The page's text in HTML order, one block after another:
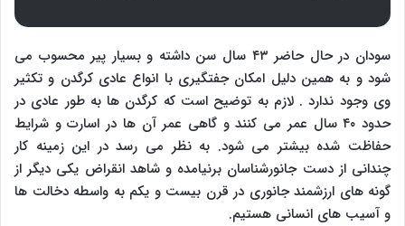
سودان در حال حاضر ۴۳ سال سن داشته و بسیار پیر محسوب می
شود و به همین دلیل امکان جفتگیری با انواع عادی کرگدن و تکثیر
وی وجود ندارد . لازم به توضیح است که کرگدن ها به طور عادی در
حدود ۴۰ سال عمر می کنند و گاهی عمر آن ها در اسارت و شرایط
حفاظت شده بیشتر می شود. به نظر می رسد در این زمینه کار
چندانی از دست جانورشناسان برنیامده و شاهد انقراض یکی دیگر از
گونه های ارزشمند جانوری در قرن بیست و یکم به واسطه دخالت ها
و آسیب های انسانی هستیم.